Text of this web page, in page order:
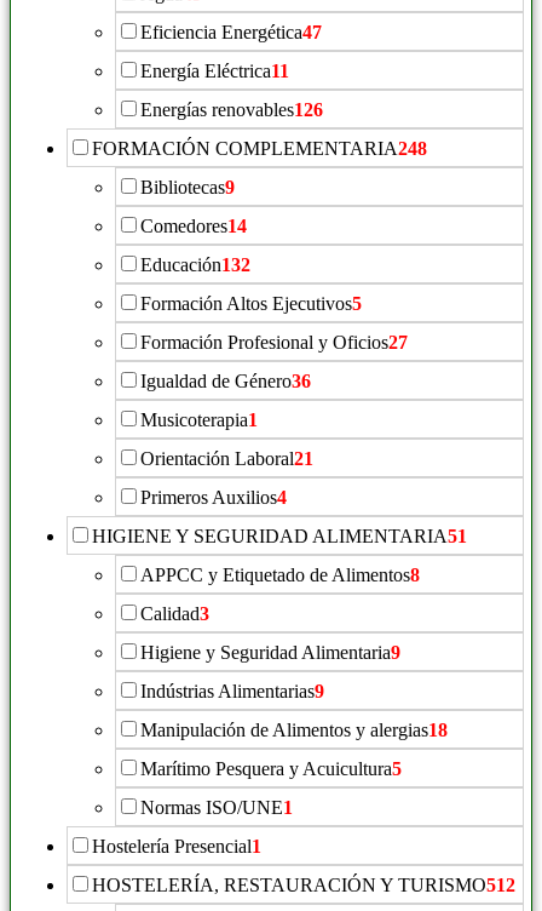
Eficiencia Energética47
Energía Eléctrica11
Energías renovables126
FORMACIÓN COMPLEMENTARIA248
Bibliotecas9
Comedores14
Educación132
Formación Altos Ejecutivos5
Formación Profesional y Oficios27
Igualdad de Género36
Musicoterapia1
Orientación Laboral21
Primeros Auxilios4
HIGIENE Y SEGURIDAD ALIMENTARIA51
APPCC y Etiquetado de Alimentos8
Calidad3
Higiene y Seguridad Alimentaria9
Indústrias Alimentarias9
Manipulación de Alimentos y alergias18
Marítimo Pesquera y Acuicultura5
Normas ISO/UNE1
Hostelería Presencial1
HOSTELERÍA, RESTAURACIÓN Y TURISMO512